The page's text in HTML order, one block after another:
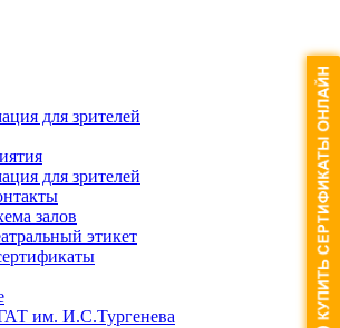
для зрителей
для зрителей
залов
этикет
им. И.С.Тургенева